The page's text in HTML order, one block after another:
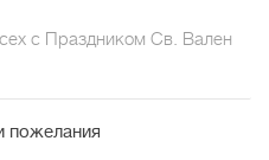
с Праздником Св. Вален
пожелания